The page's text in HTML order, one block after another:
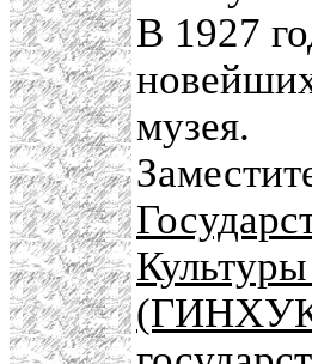
В 1927
музея.
Культуры